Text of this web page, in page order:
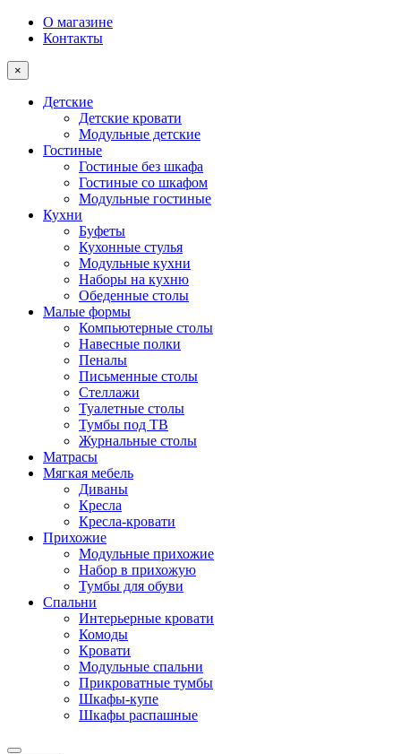
О магазине
Контакты
×
Детские
Детские кровати
Модульные детские
Гостиные
Гостиные без шкафа
Гостиные со шкафом
Модульные гостиные
Кухни
Буфеты
Кухонные стулья
Модульные кухни
Наборы на кухню
Обеденные столы
Малые формы
Компьютерные столы
Навесные полки
Пеналы
Письменные столы
Стеллажи
Туалетные столы
Тумбы под ТВ
Журнальные столы
Матрасы
Мягкая мебель
Диваны
Кресла
Кресла-кровати
Прихожие
Модульные прихожие
Набор в прихожую
Тумбы для обуви
Спальни
Интерьерные кровати
Комоды
Кровати
Модульные спальни
Прикроватные тумбы
Шкафы-купе
Шкафы распашные